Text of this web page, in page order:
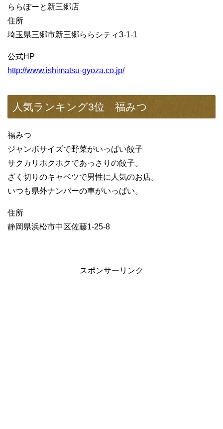
ららぽーと新三郷店
住所
埼玉県三郷市新三郷ららシティ3-1-1
公式HP
http://www.ishimatsu-gyoza.co.jp/
人気ランキング3位 福みつ
福みつ
ジャンボサイズで野菜がいっぱい餃子
サクカリホクホクであっさりの餃子。
ざく切りのキャベツで男性に人気のお店。
いつも県外ナンバーの車がいっぱい。
住所
静岡県浜松市中区佐藤1-25-8
スポンサーリンク